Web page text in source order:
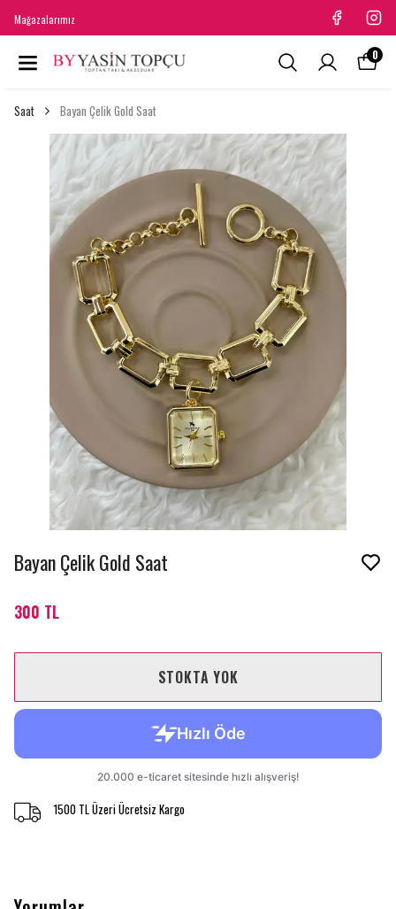
Mağazalarımız
0
Saat Bayan Çelik Gold Saat
Bayan Çelik Gold Saat
300 TL
STOKTA YOK
1500 TL Üzeri Ücretsiz Kargo